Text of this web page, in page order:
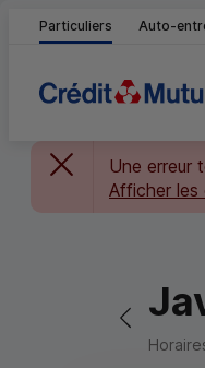
Particuliers Auto-
Une erreur
Afficher les
Retour